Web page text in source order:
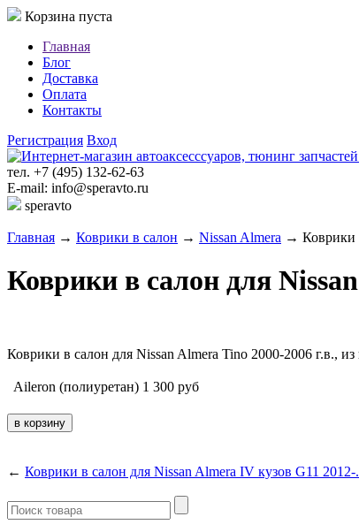
Корзина пуста
Главная
Блог
Доставка
Оплата
Контакты
Регистрация Вход
тел. +7 (495) 132-62-63
E-mail: info@speravto.ru
speravto
Главная → Коврики в салон → Nissan Almera → Коврики
Коврики в салон для
Коврики в салон для Nissan Almera Tino 2000-2006 г.в.,
Aileron (полиуретан) 1 300 руб
← Коврики в салон для Nissan Almera IV кузов G11 2012-